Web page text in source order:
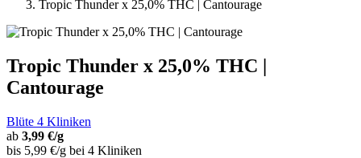
Tropic Thunder x 25,0% THC | Cantourage
Tropic Thunder x 25,0% THC |
Cantourage
Blüte 4 Kliniken
ab 3,99 €/g
bis 5,99 €/g bei 4 Kliniken